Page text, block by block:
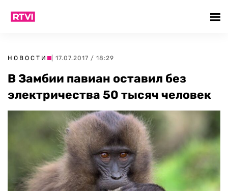
НОВОСТИ | 17.07.2017 / 18:29
В Замбии павиан оставил без
электричества 50 тысяч человек